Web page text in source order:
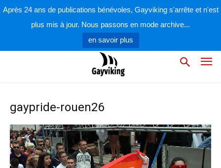
Après 24 ans de publications bénévoles, Gayviking s'arrête et n'est
plus mis à jour. Nous passons en mode archive...
en savoir plus
gaypride-rouen26